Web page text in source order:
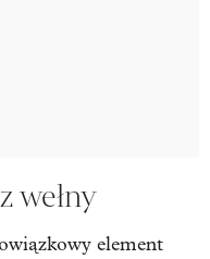
wełny
element